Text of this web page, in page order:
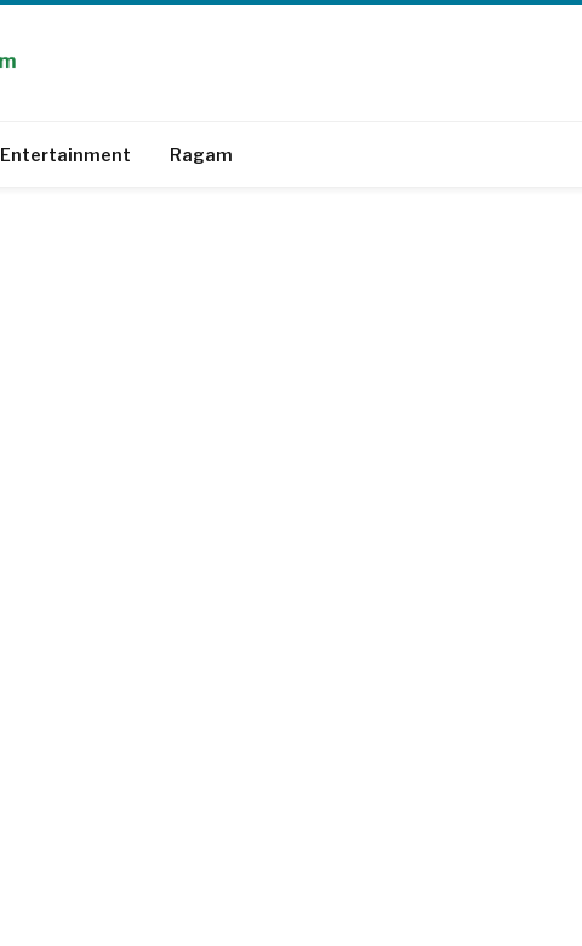
Entertainment Ragam